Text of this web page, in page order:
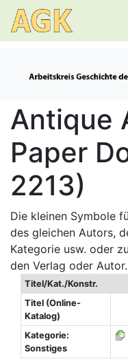
Antique
Paper
2213)
Die kleinen Symbole
des gleichen Autors,
Kategorie usw. oder
den Verlag oder Autor.
Titel/Kat./Konstr.
Titel (Online-
Katalog)
Kategorie:
Sonstiges